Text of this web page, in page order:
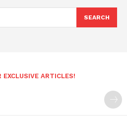
SEARCH
EXCLUSIVE ARTICLES!